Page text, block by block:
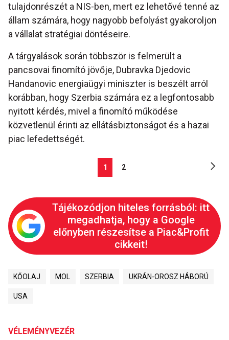
tulajdonrészét a NIS-ben, mert ez lehetővé tenné az
állam számára, hogy nagyobb befolyást gyakoroljon
a vállalat stratégiai döntéseire.
A tárgyalások során többször is felmerült a
pancsovai finomító jövője, Dubravka Djedovic
Handanovic energiaügyi miniszter is beszélt arról
korábban, hogy Szerbia számára ez a legfontosabb
nyitott kérdés, mivel a finomító működése
közvetlenül érinti az ellátásbiztonságot és a hazai
piac lefedettségét.
1 2
Tájékozódjon hiteles forrásból: itt
megadhatja, hogy a Google
előnyben részesítse a Piac&Profit
cikkeit!
KŐOLAJ MOL SZERBIA UKRÁN-OROSZ HÁBORÚ
USA
VÉLEMÉNYVEZÉR